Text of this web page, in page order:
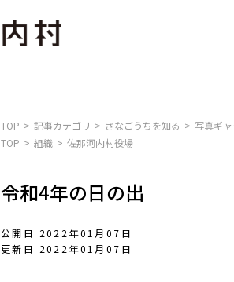
TOP 記事カテゴリ さなごうちを知る
写真ギ
TOP
組織 佐那河内村役場
令和4年の日の出
公開日 2022年01月07日
更新日 2022年01月07日